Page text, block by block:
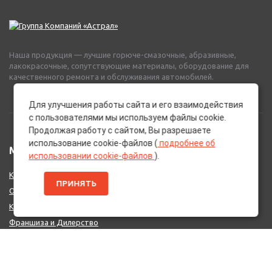
Наша продукция — лучшие горюче-смазочные, абразивные,
лакокрасочные, сопутствующие материалы, оборудование для
качественного ремонта и обслуживания автомобилей.
МЕНЮ
Каталог Брендов
О нас
Контакты
Франшиза и Дилерство
Для улучшения работы сайта и его взаимодействия
с пользователями мы используем файлы cookie.
Продолжая работу с сайтом, Вы разрешаете
использование cookie-файлов ( подробнее об
использовании cookie-файлов ).
ПРИНЯТЬ